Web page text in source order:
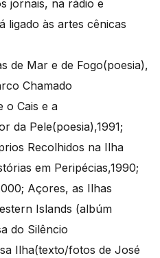
jornais, na rádio e
ligado às artes cênicas
de Mar e de Fogo(poesia),
Chamado
o Cais e a
da Pele(poesia),1991;
Recolhidos na Ilha
em Peripécias,1990;
Açores, as Ilhas
Islands (albúm
do Silêncio
Ilha(texto/fotos de José